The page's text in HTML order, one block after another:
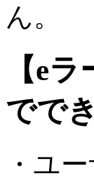
ん。
【e
でで
・ユ